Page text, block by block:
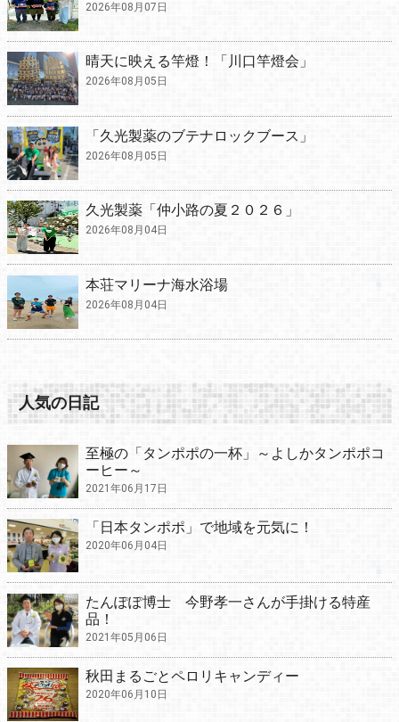
2026年08月07日
晴天に映える竿燈！「川口竿燈会」
2026年08月05日
「久光製薬のブテナロックブース」
2026年08月05日
久光製薬「仲小路の夏２０２６」
2026年08月04日
本荘マリーナ海水浴場
2026年08月04日
人気の日記
至極の「タンポポの一杯」～よしかタンポポコ
ーヒー～
2021年06月17日
「日本タンポポ」で地域を元気に！
2020年06月04日
たんぽぽ博士 今野孝一さんが手掛ける特産
品！
2021年05月06日
秋田まるごとペロリキャンディー
2020年06月10日